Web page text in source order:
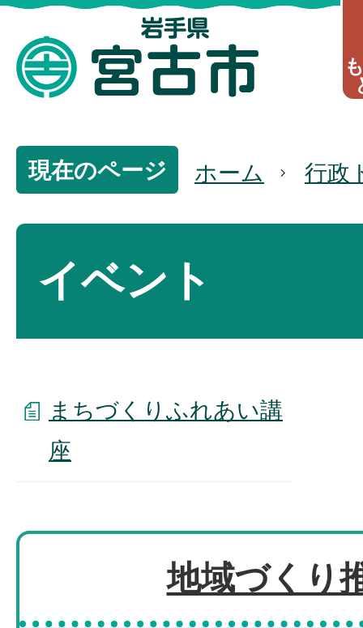
現在のページ ホーム 行政
イベント
まちづくりふれあい講
座
地域づくり